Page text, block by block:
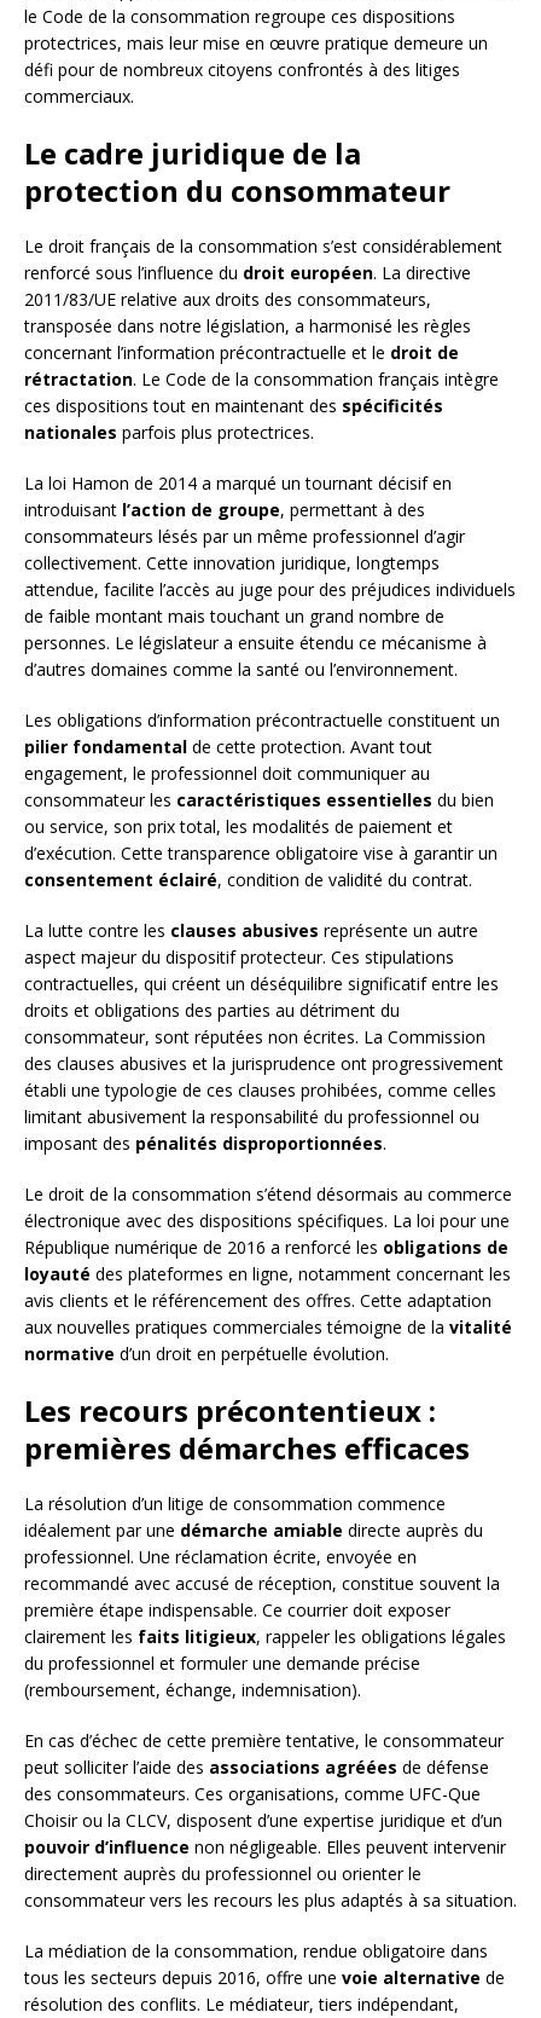
le Code de la consommation regroupe ces dispositions
protectrices, mais leur mise en œuvre pratique demeure un
défi pour de nombreux citoyens confrontés à des litiges
commerciaux.
Le cadre juridique de la
protection du consommateur
Le droit français de la consommation s’est considérablement
renforcé sous l’influence du droit européen. La directive
2011/83/UE relative aux droits des consommateurs,
transposée dans notre législation, a harmonisé les règles
concernant l’information précontractuelle et le droit de
rétractation. Le Code de la consommation français intègre
ces dispositions tout en maintenant des spécificités
nationales parfois plus protectrices.
La loi Hamon de 2014 a marqué un tournant décisif en
introduisant l’action de groupe, permettant à des
consommateurs lésés par un même professionnel d’agir
collectivement. Cette innovation juridique, longtemps
attendue, facilite l’accès au juge pour des préjudices individuels
de faible montant mais touchant un grand nombre de
personnes. Le législateur a ensuite étendu ce mécanisme à
d’autres domaines comme la santé ou l’environnement.
Les obligations d’information précontractuelle constituent un
pilier fondamental de cette protection. Avant tout
engagement, le professionnel doit communiquer au
consommateur les caractéristiques essentielles du bien
ou service, son prix total, les modalités de paiement et
d’exécution. Cette transparence obligatoire vise à garantir un
consentement éclairé, condition de validité du contrat.
La lutte contre les clauses abusives représente un autre
aspect majeur du dispositif protecteur. Ces stipulations
contractuelles, qui créent un déséquilibre significatif entre les
droits et obligations des parties au détriment du
consommateur, sont réputées non écrites. La Commission
des clauses abusives et la jurisprudence ont progressivement
établi une typologie de ces clauses prohibées, comme celles
limitant abusivement la responsabilité du professionnel ou
imposant des pénalités disproportionnées.
Le droit de la consommation s’étend désormais au commerce
électronique avec des dispositions spécifiques. La loi pour une
République numérique de 2016 a renforcé les obligations de
loyauté des plateformes en ligne, notamment concernant les
avis clients et le référencement des offres. Cette adaptation
aux nouvelles pratiques commerciales témoigne de la vitalité
normative d’un droit en perpétuelle évolution.
Les recours précontentieux :
premières démarches efficaces
La résolution d’un litige de consommation commence
idéalement par une démarche amiable directe auprès du
professionnel. Une réclamation écrite, envoyée en
recommandé avec accusé de réception, constitue souvent la
première étape indispensable. Ce courrier doit exposer
clairement les faits litigieux, rappeler les obligations légales
du professionnel et formuler une demande précise
(remboursement, échange, indemnisation).
En cas d’échec de cette première tentative, le consommateur
peut solliciter l’aide des associations agréées de défense
des consommateurs. Ces organisations, comme UFC-Que
Choisir ou la CLCV, disposent d’une expertise juridique et d’un
pouvoir d’influence non négligeable. Elles peuvent intervenir
directement auprès du professionnel ou orienter le
consommateur vers les recours les plus adaptés à sa situation.
La médiation de la consommation, rendue obligatoire dans
tous les secteurs depuis 2016, offre une voie alternative de
résolution des conflits. Le médiateur, tiers indépendant,